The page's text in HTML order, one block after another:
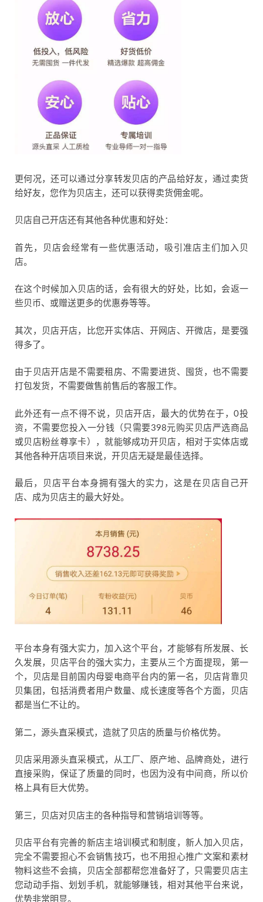
更何况，还可以通过分享转发贝店的产品给好友，通过卖货
给好友，您作为贝店主，还可以获得卖货佣金呢。
贝店自己开店还有其他各种优惠和好处：
首先，贝店会经常有一些优惠活动，吸引准店主们加入贝
店。
在这个时候加入贝店的话，会有很大的好处，比如，会返一
些贝币、或赠送更多的优惠券等等。
其次，贝店开店，比您开实体店、开网店、开微店，是要强
得多了。
由于贝店开店是不需要租房、不需要进货、囤货，也不需要
打包发货，不需要做售前售后的客服工作。
此外还有一点不得不说，贝店开店，最大的优势在于，0投
资，不需要您投入一分钱（只需要398元购买贝店严选商品
或贝店粉丝尊享卡），就能够成功开贝店，相对于实体店或
其他各种开店项目来说，开贝店无疑是最佳选择。
最后，贝店平台本身拥有强大的实力，这是在贝店自己开
店、成为贝店主的最大好处。
平台本身有强大实力，加入这个平台，才能够有所发展、长
久发展，贝店平台的强大实力，主要从三个方面提现，第一
个，贝店是目前国内母婴电商平台内的第一名，贝店背靠贝
贝集团，包括消费者用户数量、成长速度等各个方面，贝店
都是当仁不让的。
第二，源头直采模式，造就了贝店的质量与价格优势。
贝店采用源头直采模式，从工厂、原产地、品牌商处，进行
直接采购，保证了质量的同时，也因为没有中间商，所以价
格上具有巨大优势。
第三，贝店对贝店主的各种指导和营销培训等等。
贝店平台有完善的新店主培训模式和制度，新人加入贝店，
完全不需要担心不会销售技巧，也不用担心推广文案和素材
物料这些不会搞，贝店全部都帮您准备好了，只需要贝店主
您动动手指、划划手机，就能够赚钱，相对其他平台来说，
优势非常明显。